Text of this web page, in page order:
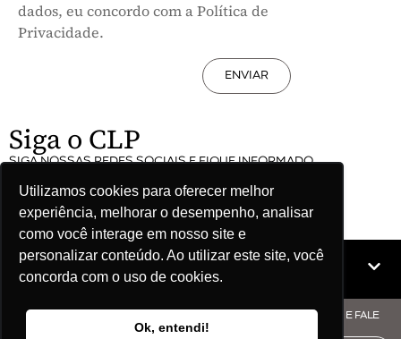
Utilizamos cookies para oferecer melhor
experiência, melhorar o desempenho, analisar
como você interage em nosso site e
personalizar conteúdo. Ao utilizar este site, você
concorda com o uso de cookies.
Ok, entendi!
dados, eu concordo com a Política de
Privacidade.
ENVIAR
Siga o CLP
SIGA NOSSAS REDES SOCIAIS E FIQUE INFORMADO
Mapa do site
© COPYRIGHT CLP - CNPJ: 09.512.143/0001-57 - CLIQUE AQUI E FALE
COM O CLP